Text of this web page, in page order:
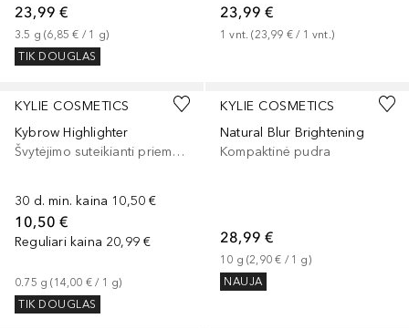
23,99 €
3.5 g (6,85 € / 1 g)
TIK DOUGLAS
23,99 €
1 vnt. (23,99 € / 1 vnt. )
KYLIE COSMETICS
Kybrow Highlighter
Švytėjimo suteikianti priemonė/highlighteris
30 d. min. kaina 10,50 €
10,50 €
Reguliari kaina 20,99 €
0.75 g (14,00 € / 1 g)
TIK DOUGLAS
KYLIE COSMETICS
Natural Blur Brightening
Kompaktinė pudra
28,99 €
10 g (2,90 € / 1 g)
NAUJA